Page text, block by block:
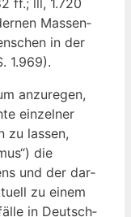
III
Mas­sen­
in der
1.969).
anzu­re­gen,
ein­zel­ner
zu las­sen,
die
und der dar­
zu einem
in Deutsch­